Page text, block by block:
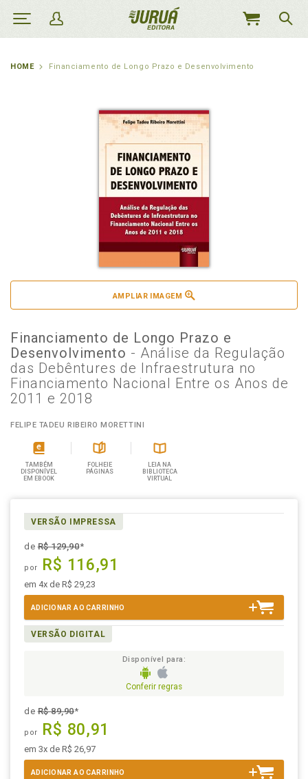
MEU
HOME Financiamento de Longo Prazo e Desenvolvimento
AMPLIAR IMAGEM
Financiamento de Longo Prazo e
Desenvolvimento - Análise da Regulação
das Debêntures de Infraestrutura no
Financiamento Nacional Entre os Anos de
2011 e 2018
FELIPE TADEU RIBEIRO MORETTINI
TAMBÉM
DISPONÍVEL
EM EBOOK
FOLHEIE
PÁGINAS
LEIA NA
BIBLIOTECA
VIRTUAL
VERSÃO IMPRESSA
deR$ 129,90*
por R$ 116,91
em 4x de R$ 29,23
ADICIONAR AO CARRINHO
VERSÃO DIGITAL
Disponível para:
Conferir regras
deR$ 89,90*
por R$ 80,91
em 3x de R$ 26,97
ADICIONAR AO CARRINHO